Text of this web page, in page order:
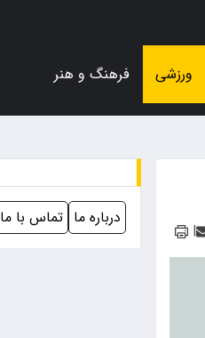
ورزشی فرهنگ و هنر
|
درباره ما تماس با ما